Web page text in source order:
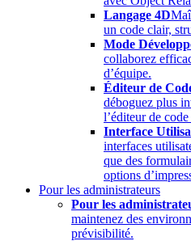
Langage 4D
un code clair,
Mode
collaborez
d’équipe.
Éditeur de
déboguez plus
l’éditeur de
Interface
interfaces
que des
options
Pour les administrateurs
Pour les
maintenez des
prévisibilité.